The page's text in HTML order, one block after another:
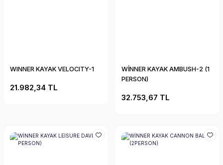
WINNER KAYAK VELOCITY-1
21.982,34 TL
WİNNER KAYAK AMBUSH-2 (1
PERSON)
32.753,67 TL